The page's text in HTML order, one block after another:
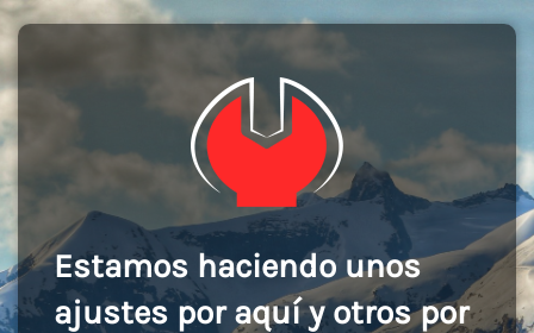
Estamos haciendo unos
ajustes por aquí y otros por